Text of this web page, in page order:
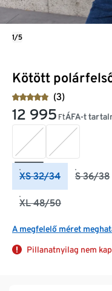
Kötött
(3)
12 995 FtÁFA-t
XS 32/34 S 36/38
XL 48/50
A megfelelő méret
Pillanatnyilag nem
1/5